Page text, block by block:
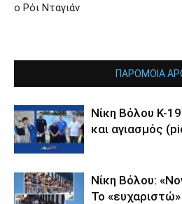
ο Ρόι Νταγιάν
ΠΑΡΟΜΟΙΑ
Νίκη Βόλου Κ-
και αγιασμός
Νίκη Βόλου:
Το